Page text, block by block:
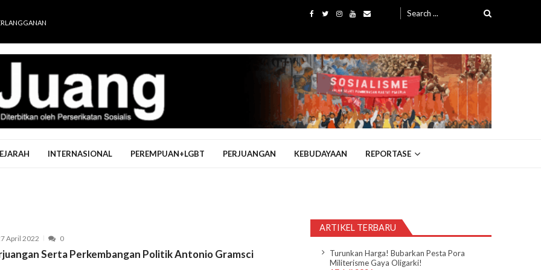
for:
INTERNASIONAL PEREMPUAN+LGBT PERJUANGAN KEBUDAYAAN REPORTASE
April 2022 0
Serta Perkembangan Politik Antonio Gramsci
ARTIKEL TERBARU
Turunkan Harga! Bubarkan Pesta Pora
Militerisme Gaya Oligarki!